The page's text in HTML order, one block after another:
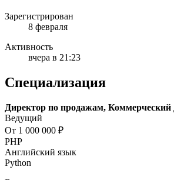
Зарегистрирован
8 февраля
Активность
вчера в 21:23
Специализация
Директор по продажам, Коммерческий
Ведущий
От 1 000 000 ₽
PHP
Английский язык
Python